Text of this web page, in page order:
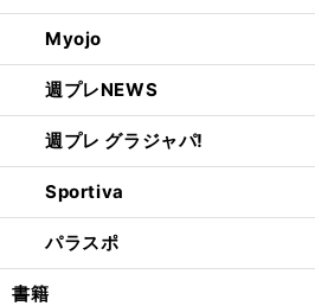
Myojo
週プレNEWS
週プレ グラジャパ!
Sportiva
パラスポ
書籍